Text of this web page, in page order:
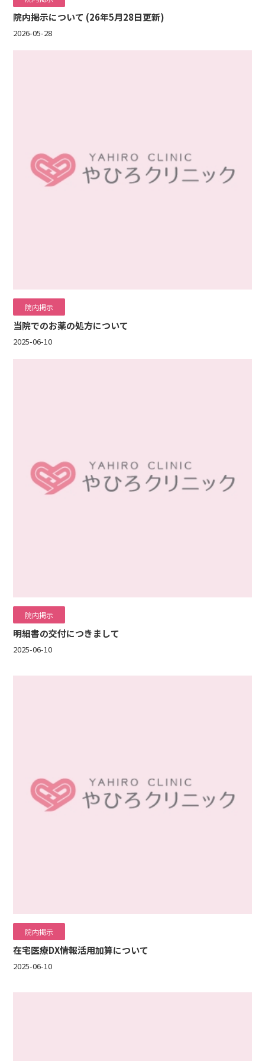
院内掲示について (26年5月28日更新)
2026-05-28
院内掲示
当院でのお薬の処方について
2025-06-10
院内掲示
明細書の交付につきまして
2025-06-10
院内掲示
在宅医療DX情報活用加算について
2025-06-10